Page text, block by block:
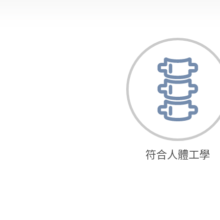
符合人體工學